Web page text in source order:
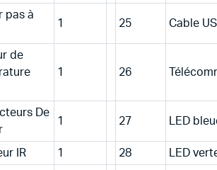
pas à
1 25 Cable
de
1 26
De
1 27 LED
IR 1 28 LED